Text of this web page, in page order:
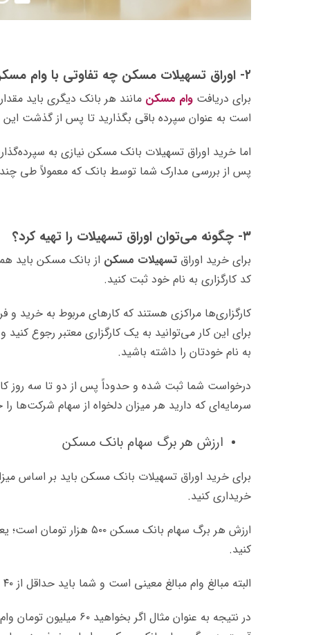
۲- اوراق تسهیلات مسکن چه تفاوتی با وام مسکن دارد؟
برای دریافت وام مسکن مانند هر بانک دیگری باید
است به عنوان سپرده باقی بگذارید تا پس از گذشت این
اما خرید اوراق تسهیلات بانک مسکن نیازی به
پس از بررسی مدارک شما توسط بانک که معمولاً طی چند
۳- چگونه می‌توان اوراق تسهیلات را تهیه کرد؟
برای خرید اوراق تسهیلات مسکن از بانک مسکن باید
کد کارگزاری به نام خود ثبت کنید.
کارگزاری‌ها مراکزی هستند که کارهای مربوط به خرید و
برای این کار می‌توانید به یک کارگزاری معتبر رجوع
به نام خودتان را داشته باشید.
درخواست شما ثبت شده و حدوداً پس از دو تا سه روز
سرمایه‌ای که دارید هر میزان دلخواه از سهام شرکت‌ها را
ارزش هر برگ سهام بانک مسکن
برای خرید اوراق تسهیلات بانک مسکن باید بر اساس
خریداری کنید.
کنید.
البته مبالغ وام مبالغ معینی است و شما باید حداقل از ۴۰ میلیون تومان درخواست وام داشته باشید.